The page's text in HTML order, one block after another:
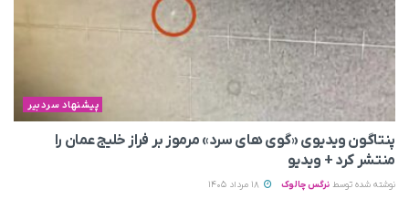
پیشنهاد سردبیر
پنتاگون ویدیوی «گوی های سرد» مرموز بر فراز خلیج عمان را
منتشر کرد + ویدیو
نوشته شده توسط نرگس چالوک